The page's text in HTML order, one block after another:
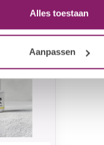
Alles toestaan
Aanpassen